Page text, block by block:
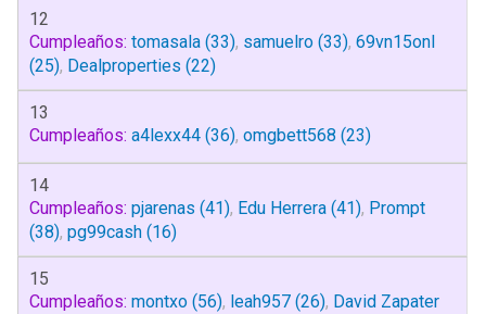
12
Cumpleaños: tomasala (33), samuelro (33), 69vn15onl
(25), Dealproperties (22)
13
Cumpleaños: a4lexx44 (36), omgbett568 (23)
14
Cumpleaños: pjarenas (41), Edu Herrera (41), Prompt
(38), pg99cash (16)
15
Cumpleaños: montxo (56), leah957 (26), David Zapater